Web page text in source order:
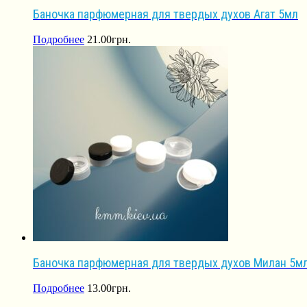
Баночка парфюмерная для твердых духов Агат 5мл
Подробнее 21.00грн.
Баночка парфюмерная для твердых духов Милан
Подробнее 13.00грн.